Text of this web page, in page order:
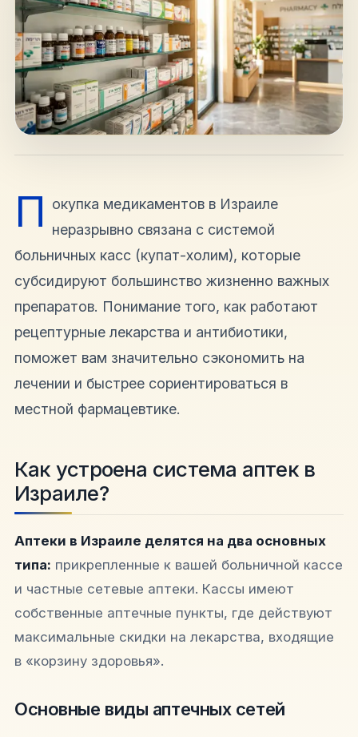
Telegram
hello@shalomisrael.ru
П
окупка медикаментов в Израиле
неразрывно связана с системой
больничных касс (купат-холим), которые
субсидируют большинство жизненно важных
препаратов. Понимание того, как работают
рецептурные лекарства и антибиотики,
поможет вам значительно сэкономить на
лечении и быстрее сориентироваться в
местной фармацевтике.
Как устроена система аптек в
Израиле?
Аптеки в Израиле делятся на два основных
типа: прикрепленные к вашей больничной кассе
и частные сетевые аптеки. Кассы имеют
собственные аптечные пункты, где действуют
максимальные скидки на лекарства, входящие
в «корзину здоровья».
Основные виды аптечных сетей